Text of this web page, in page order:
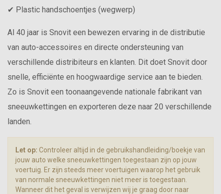
✔ Plastic handschoentjes (wegwerp)
Al 40 jaar is Snovit een bewezen ervaring in de distributie
van auto-accessoires en directe ondersteuning van
verschillende distribiteurs en klanten. Dit doet Snovit door
snelle, efficiënte en hoogwaardige service aan te bieden.
Zo is Snovit een toonaangevende nationale fabrikant van
sneeuwkettingen en exporteren deze naar 20 verschillende
landen.
Let op: Controleer altijd in de gebruikshandleiding/boekje van
jouw auto welke sneeuwkettingen toegestaan zijn op jouw
voertuig. Er zijn steeds meer voertuigen waarop het gebruik
van normale sneeuwkettingen niet meer is toegestaan.
Wanneer dit het geval is verwijzen wij je graag door naar